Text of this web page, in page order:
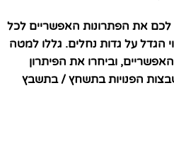
לכם את הפתרונות האפשריים לכל
הגדל על גדות נחלים. גללו למטה
וביחרו את הפיתרון
הפנויות בתשחץ / בתשבץ